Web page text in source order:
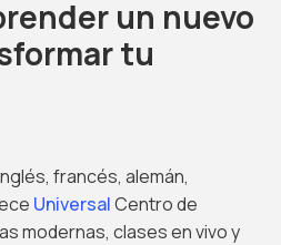
un nuevo
tu
francés, alemán,
UniversalCentro de
modernas, clases en vivo y